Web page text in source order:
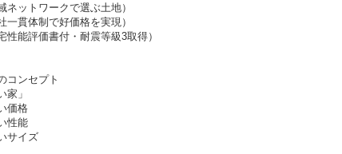
ネットワークで選ぶ土地）
一貫体制で好価格を実現）
性能評価書付・耐震等級3取得）
コンセプト
家」
価格
性能
サイズ